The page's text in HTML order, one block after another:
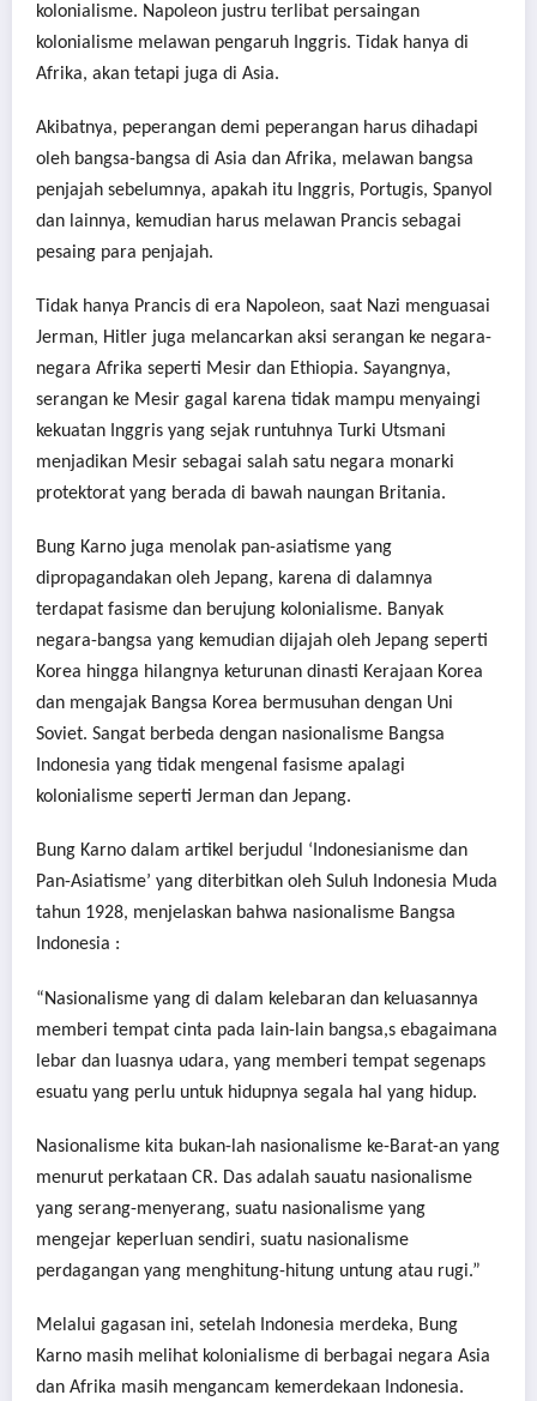
kolonialisme. Napoleon justru terlibat persaingan
kolonialisme melawan pengaruh Inggris. Tidak hanya di
Afrika, akan tetapi juga di Asia.
Akibatnya, peperangan demi peperangan harus dihadapi
oleh bangsa-bangsa di Asia dan Afrika, melawan bangsa
penjajah sebelumnya, apakah itu Inggris, Portugis, Spanyol
dan lainnya, kemudian harus melawan Prancis sebagai
pesaing para penjajah.
Tidak hanya Prancis di era Napoleon, saat Nazi menguasai
Jerman, Hitler juga melancarkan aksi serangan ke negara-
negara Afrika seperti Mesir dan Ethiopia. Sayangnya,
serangan ke Mesir gagal karena tidak mampu menyaingi
kekuatan Inggris yang sejak runtuhnya Turki Utsmani
menjadikan Mesir sebagai salah satu negara monarki
protektorat yang berada di bawah naungan Britania.
Bung Karno juga menolak pan-asiatisme yang
dipropagandakan oleh Jepang, karena di dalamnya
terdapat fasisme dan berujung kolonialisme. Banyak
negara-bangsa yang kemudian dijajah oleh Jepang seperti
Korea hingga hilangnya keturunan dinasti Kerajaan Korea
dan mengajak Bangsa Korea bermusuhan dengan Uni
Soviet. Sangat berbeda dengan nasionalisme Bangsa
Indonesia yang tidak mengenal fasisme apalagi
kolonialisme seperti Jerman dan Jepang.
Bung Karno dalam artikel berjudul ‘Indonesianisme dan
Pan-Asiatisme’ yang diterbitkan oleh Suluh Indonesia Muda
tahun 1928, menjelaskan bahwa nasionalisme Bangsa
Indonesia :
“Nasionalisme yang di dalam kelebaran dan keluasannya
memberi tempat cinta pada lain-lain bangsa,s ebagaimana
lebar dan luasnya udara, yang memberi tempat segenaps
esuatu yang perlu untuk hidupnya segala hal yang hidup.
Nasionalisme kita bukan-lah nasionalisme ke-Barat-an yang
menurut perkataan CR. Das adalah sauatu nasionalisme
yang serang-menyerang, suatu nasionalisme yang
mengejar keperluan sendiri, suatu nasionalisme
perdagangan yang menghitung-hitung untung atau rugi.”
Melalui gagasan ini, setelah Indonesia merdeka, Bung
Karno masih melihat kolonialisme di berbagai negara Asia
dan Afrika masih mengancam kemerdekaan Indonesia.